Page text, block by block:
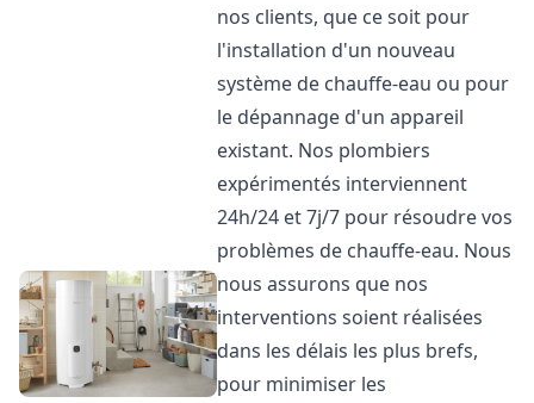
nos clients, que ce soit pour
l'installation d'un nouveau
système de chauffe-eau ou pour
le dépannage d'un appareil
existant. Nos plombiers
expérimentés interviennent
24h/24 et 7j/7 pour résoudre vos
problèmes de chauffe-eau. Nous
nous assurons que nos
interventions soient réalisées
dans les délais les plus brefs,
pour minimiser les